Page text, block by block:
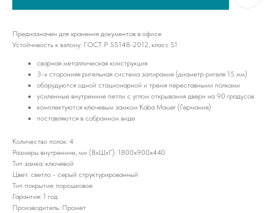
Предназначен для хранения документов в офисе
Устойчивость к взлому: ГОСТ Р 55148-2012, класс S1
сварная металлическая конструкция
3-х сторонняя ригельная система запирания (диаметр ригеля 15 мм)
оборудуются одной стационарной и тремя переставными полками
усиленные внутренние петли с углом открывания двери на 90 градусов
комплектуются ключевым замком Kaba Mauer (Германия)
поставляются в собранном виде
Количество полок: 4
Размеры внутренние, мм (ВхШхГ): 1800x900x440
Тип замка: ключевой
Цвет: светло - серый структурированный
Тип покрытия: порошковое
Гарантия: 1 год
Производитель: Промет